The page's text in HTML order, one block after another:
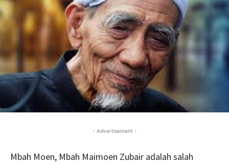
- Advertisement -
Mbah Moen, Mbah Maimoen Zubair adalah salah